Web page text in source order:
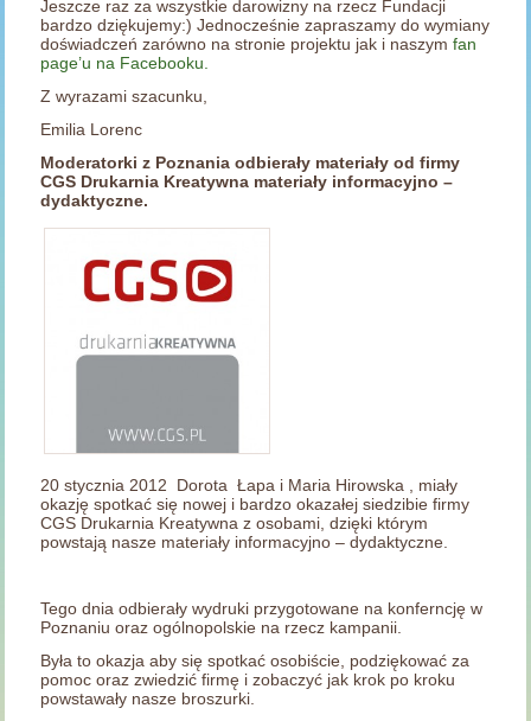
Jeszcze raz za wszystkie darowizny na rzecz Fundacji
bardzo dziękujemy:) Jednocześnie zapraszamy do wymiany
doświadczeń zarówno na stronie projektu jak i naszymfan
page’u na Facebooku.
Z wyrazami szacunku,
Emilia Lorenc
Moderatorki z Poznania odbierały materiały od firmy
CGS Drukarnia Kreatywna materiały informacyjno –
dydaktyczne.
20 stycznia 2012 Dorota Łapa i Maria Hirowska , miały
okazję spotkać się nowej i bardzo okazałej siedzibie firmy
CGS Drukarnia Kreatywna z osobami, dzięki którym
powstają nasze materiały informacyjno – dydaktyczne.
Tego dnia odbierały wydruki przygotowane na konferncję w
Poznaniu oraz ogólnopolskie na rzecz kampanii.
Była to okazja aby się spotkać osobiście, podziękować za
pomoc oraz zwiedzić firmę i zobaczyć jak krok po kroku
powstawały nasze broszurki.